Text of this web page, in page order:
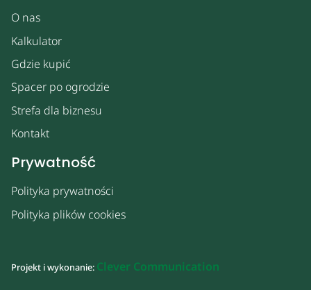
O nas
Kalkulator
Gdzie kupić
Spacer po ogrodzie
Strefa dla biznesu
Kontakt
Prywatność
Polityka prywatności
Polityka plików cookies
Projekt i wykonanie: Clever Communication